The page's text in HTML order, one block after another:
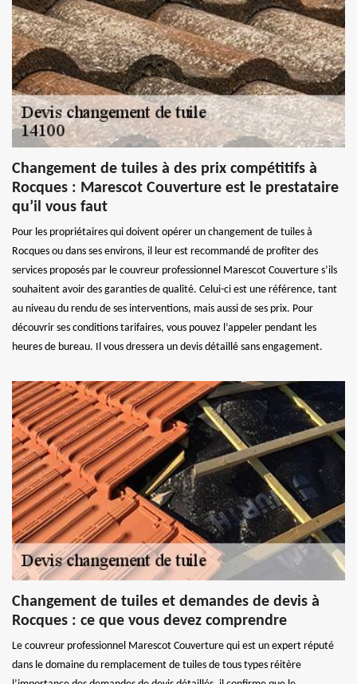
Changement de tuiles à des prix compétitifs à
Rocques : Marescot Couverture est le prestataire
qu’il vous faut
Pour les propriétaires qui doivent opérer un changement de tuiles à
Rocques ou dans ses environs, il leur est recommandé de profiter des
services proposés par le couvreur professionnel Marescot Couverture s’ils
souhaitent avoir des garanties de qualité. Celui-ci est une référence, tant
au niveau du rendu de ses interventions, mais aussi de ses prix. Pour
découvrir ses conditions tarifaires, vous pouvez l’appeler pendant les
heures de bureau. Il vous dressera un devis détaillé sans engagement.
Changement de tuiles et demandes de devis à
Rocques : ce que vous devez comprendre
Le couvreur professionnel Marescot Couverture qui est un expert réputé
dans le domaine du remplacement de tuiles de tous types réitère